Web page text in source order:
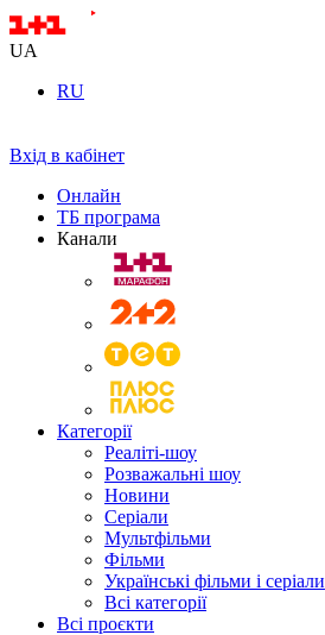
UA
RU
Вхід в кабінет
Онлайн
ТБ програма
Канали
Категорії
Реаліті-шоу
Розважальні шоу
Новини
Серіали
Мультфільми
Фільми
Українські фільми і серіали
Всі категорії
Всі проєкти